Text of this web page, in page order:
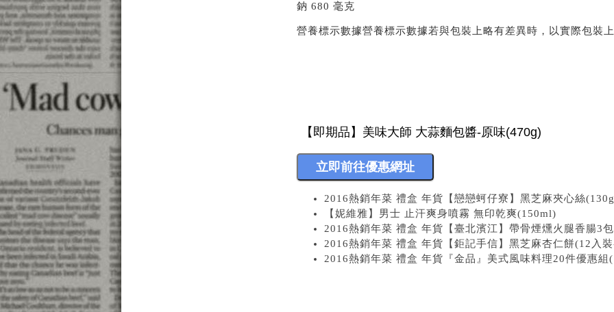
鈉 680 毫克
營養標示數據營養標示數據若與包裝上略有差異時，以實際包裝
2016熱銷年菜 禮盒 年貨【戀戀蚵仔寮】黑芝麻夾心絲
【妮維雅】男士 止汗爽身噴霧 無印乾爽(150ml)
2016熱銷年菜 禮盒 年貨【臺北濱江】帶骨煙燻火腿香腸3
2016熱銷年菜 禮盒 年貨【鉅記手信】黑芝麻杏仁餅(12入
2016熱銷年菜 禮盒 年貨『金品』美式風味料理20件優惠